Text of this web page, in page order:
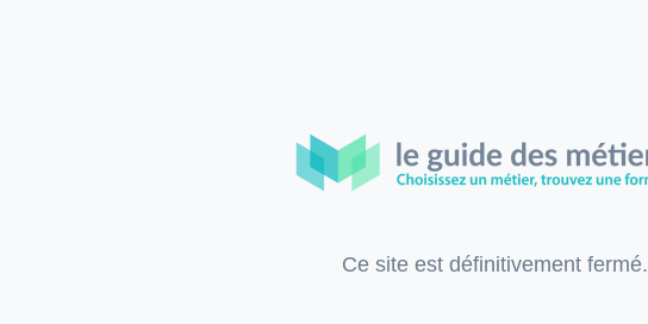
Ce site est définitivement fermé.